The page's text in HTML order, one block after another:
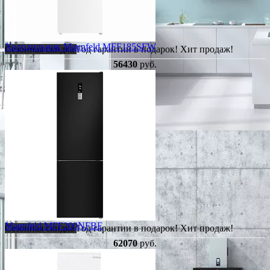
Сезонная скидкаГод гарантии в подарок! Хит продаж!
Холодильник Maunfeld MFF185SFW
56430 руб.
Сезонная скидкаГод гарантии в подарок!Хит продаж!
Maunfeld MFF200NFBE
62070руб.